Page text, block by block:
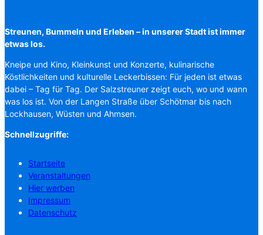
Streunen, Bummeln und Erleben – in unserer Stadt ist immer
etwas los.
Kneipe und Kino, Kleinkunst und Konzerte, kulinarische
Köstlichkeiten und kulturelle Leckerbissen: Für jeden ist etwas
dabei – Tag für Tag. Der Salzstreuner zeigt euch, wo und wann
was los ist. Von der Langen Straße über Schötmar bis nach
Lockhausen, Wüsten und Ahmsen.
Schnellzugriffe:
Startseite
Veranstaltungen
Hier werben
Impressum
Datenschutz